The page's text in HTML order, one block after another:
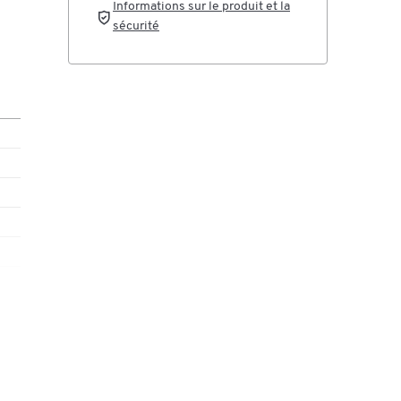
Informations sur le produit et la
sécurité